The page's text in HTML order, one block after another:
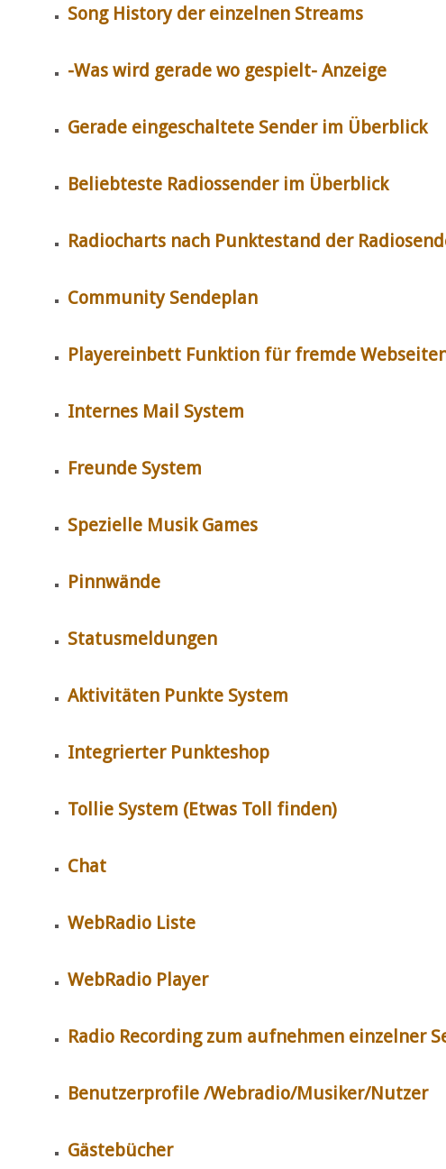
Song History der einzelnen Streams
-Was wird gerade wo gespielt- Anzeige
Gerade eingeschaltete Sender im Überblick
Beliebteste Radiossender im Überblick
Radiocharts nach Punktestand der
Community Sendeplan
Playereinbett Funktion für fremde
Internes Mail System
Freunde System
Spezielle Musik Games
Pinnwände
Statusmeldungen
Aktivitäten Punkte System
Integrierter Punkteshop
Tollie System (Etwas Toll finden)
Chat
WebRadio Liste
WebRadio Player
Radio Recording zum aufnehmen einzelner
Benutzerprofile /Webradio/Musiker/Nutzer
Gästebücher